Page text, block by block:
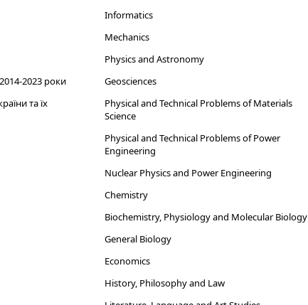
2023 роки
та їх
Informatics
Mechanics
Physics and Astronomy
Geosciences
Physical and Technical Problems of Materials
Science
Physical and Technical Problems of Power
Engineering
Nuclear Physics and Power Engineering
Chemistry
Biochemistry, Physiology and Molecular Biology
General Biology
Economics
History, Philosophy and Law